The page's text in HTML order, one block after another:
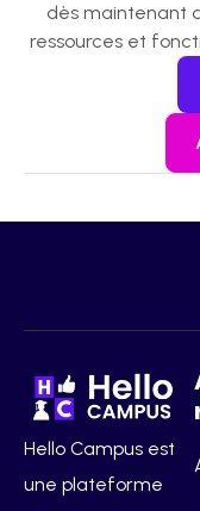
dès maintenant
ressources et
Hello Campus est
une plateforme